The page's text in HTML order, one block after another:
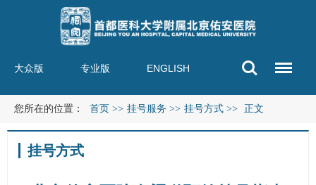
大众版 专业版 ENGLISH
您所在的位置： 首页 >> 挂号服务 >> 挂号方式 >> 正文
挂号方式